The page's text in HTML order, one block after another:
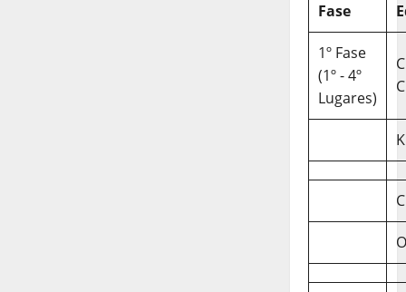
Fase
1º Fase
(1º - 4º
Lugares)
C